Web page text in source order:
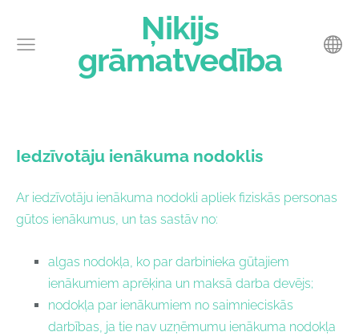
Ņikijs
grāmatvedība
Iedzīvotāju ienākuma nodoklis
Ar iedzīvotāju ienākuma nodokli apliek fiziskās personas
gūtos ienākumus, un tas sastāv no:
algas nodokļa, ko par darbinieka gūtajiem
ienākumiem aprēķina un maksā darba devējs;
nodokļa par ienākumiem no saimnieciskās
darbības, ja tie nav uzņēmumu ienākuma nodokļa